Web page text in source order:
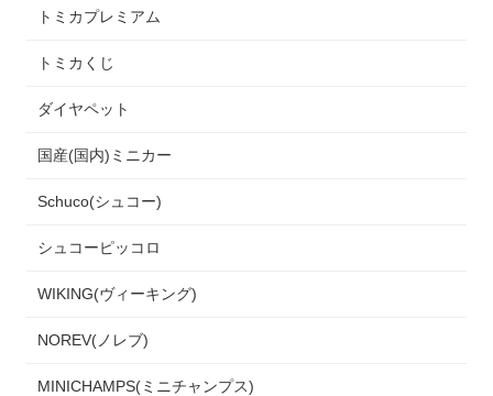
トミカプレミアム
トミカくじ
ダイヤペット
国産(国内)ミニカー
Schuco(シュコー)
シュコーピッコロ
WIKING(ヴィーキング)
NOREV(ノレブ)
MINICHAMPS(ミニチャンプス)